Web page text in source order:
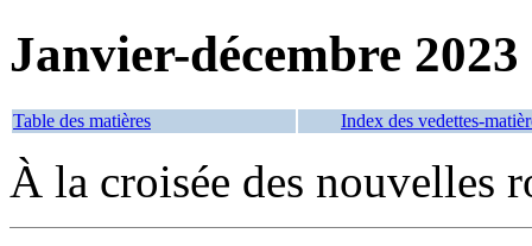
Janvier-décembre 2023
Table des matières Index des vedettes-
À la croisée des nouvelles